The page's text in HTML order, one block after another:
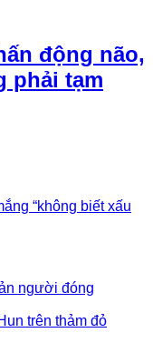
động não,
phải tạm
“không biết xấu
người đóng
trên thảm đỏ